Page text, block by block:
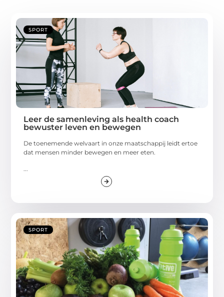
SPORT
Leer de samenleving als health coach
bewuster leven en bewegen
De toenemende welvaart in onze maatschappij leidt ertoe
dat mensen minder bewegen en meer eten.
SPORT